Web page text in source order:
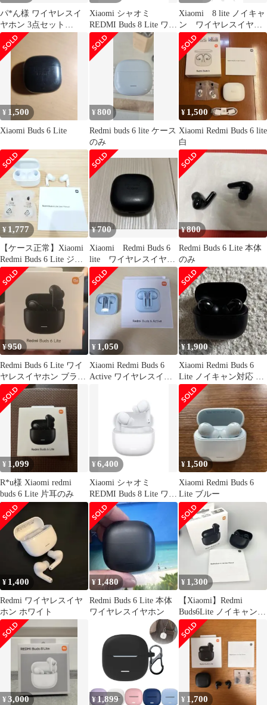
パ*ん様 ワイヤレスイ
ヤホン 3点セット
Redmi QCY Skullcand
Xiaomi シャオミ
REDMI Buds 8 Lite ワイ
ヤレスイヤホン
Bluetooth イヤホン 5.4
ノイズキャンセリング
12.4mmドライバー 最
大36時間再生 マルチポ
イント接続 急速充電 小
型軽量 専用アプリ対応
カスタムEQ iPhe
Xiaomi 8 lite ノイキャ
ン ワイヤレスイヤフ
ォン イヤホン ホワ
イト
¥ 1,500
Xiaomi Buds 6 Lite
¥800
Redmi buds 6 lite ケース
のみ
¥ 1,500
Xiaomi Redmi Buds 6 lite
白
¥ 1,777
【ケース正常】Xiaomi
Redmi Buds 6 Lite ジャ
ンク
¥700
Xiaomi Redmi Buds 6
lite ワイヤレスイヤホ
ン ケースのみ
¥800
Redmi Buds 6 Lite 本体
のみ
¥950
Redmi Buds 6 Lite ワイ
ヤレスイヤホン ブラッ
ク
¥ 1,050
Xiaomi Redmi Buds 6
Active ワイヤレスイヤ
¥1,900
Xiaomi Redmi Buds 6
Lite ノイキャン対応 イ
ヤホン
¥ 1,099
R*u様 Xiaomi redmi
buds 6 Lite 片耳のみ
¥6,400
Xiaomi シャオミ
REDMI Buds 8 Lite ワイ
ヤレスイヤホン
Bluetooth イヤホン 5.4
ノイズキャンセリング
12.4mmドライバー 最
大36時間再生 マルチポ
イント接続 急速充電 小
型軽量 専用アプリ対応
カスタムEQ iPho
¥ 1,500
Xiaomi Redmi Buds 6
Lite ブルー
¥ 1,400
Redmi ワイヤレスイヤ
ホン ホワイト
¥1,480
Redmi Buds 6 Lite 本体
ワイヤレスイヤホン
¥ 1,300
【Xiaomi】Redmi
Buds6Lite ノイキャン完
全ワイヤレスイヤホン
¥3,000 ¥1,899 ¥ 1,700